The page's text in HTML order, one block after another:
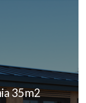
35m2